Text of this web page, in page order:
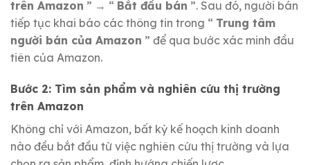
trên Amazon ” → “ Bắt đầu bán ”. Sau đó, người bán
tiếp tục khai báo các thông tin trong “ Trung tâm
người bán của Amazon ” để qua bước xác minh đầu
tiên của Amazon.
Bước 2: Tìm sản phẩm và nghiên cứu thị trường
trên Amazon
Không chỉ với Amazon, bất kỳ kế hoạch kinh doanh
nào đều bắt đầu từ việc nghiên cứu thị trường và lựa